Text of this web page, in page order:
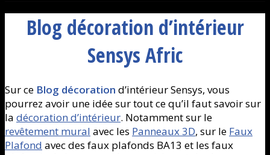
Blog décoration d’intérieur
Sensys Afric
Sur ce Blog décoration d’intérieur Sensys, vous
pourrez avoir une idée sur tout ce qu’il faut savoir sur
la décoration d’intérieur. Notamment sur le
revêtement mural avec les Panneaux 3D, sur le Faux
Plafond avec des faux plafonds BA13 et les faux